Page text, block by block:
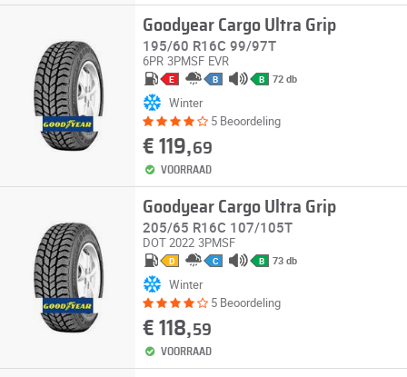
Goodyear Cargo Ultra Grip
195/60 R16C 99/97T
6PR 3PMSF EVR
E B B 72 db
Winter
5 Beoordeling
€ 119,69
VOORRAAD
Goodyear Cargo Ultra Grip
205/65 R16C 107/105T
DOT 2022 3PMSF
D C B 73 db
Winter
5 Beoordeling
€ 118,59
VOORRAAD